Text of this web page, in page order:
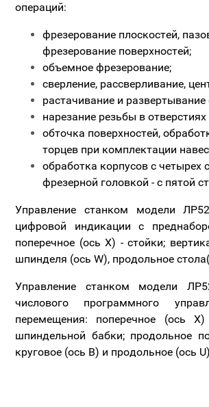
операций:
фрезерование плоскостей,
фрезерование поверхностей;
объемное фрезерование;
сверление, рассверливание,
растачивание и развертывание
нарезание резьбы в
обточка поверхностей,
торцев при комплектации
обработка корпусов с четырех
фрезерной головкой - с пятой
Управление станком модели
цифровой индикации с
поперечное (ось Х) - стойки;
шпинделя (ось W), продольное
Управление станком модели
числового программного
перемещения: поперечное (ось
шпиндельной бабки; продольное
круговое (ось В) и продольное (ось